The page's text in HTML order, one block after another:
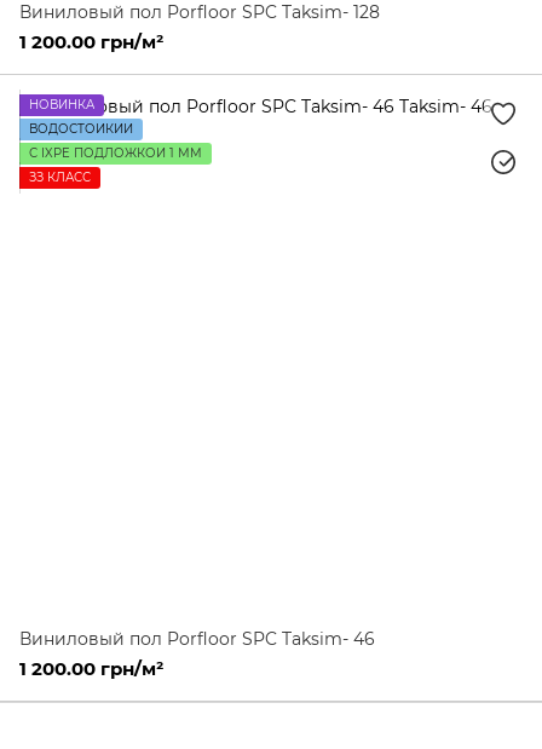
Виниловый пол Porfloor SPC Taksim- 128
1 200.00 грн/м²
НОВИНКА
ВОДОСТОЙКИЙ
С IXPE ПОДЛОЖКОЙ 1 ММ
ЗЗ КЛАСС
Виниловый пол Porfloor SPC Taksim- 46
1 200.00 грн/м²